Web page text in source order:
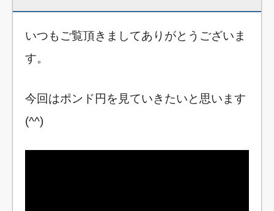
いつもご覧頂きましてありがとうございま
す。
今回はポンド円を見ていきたいと思います
(^^)